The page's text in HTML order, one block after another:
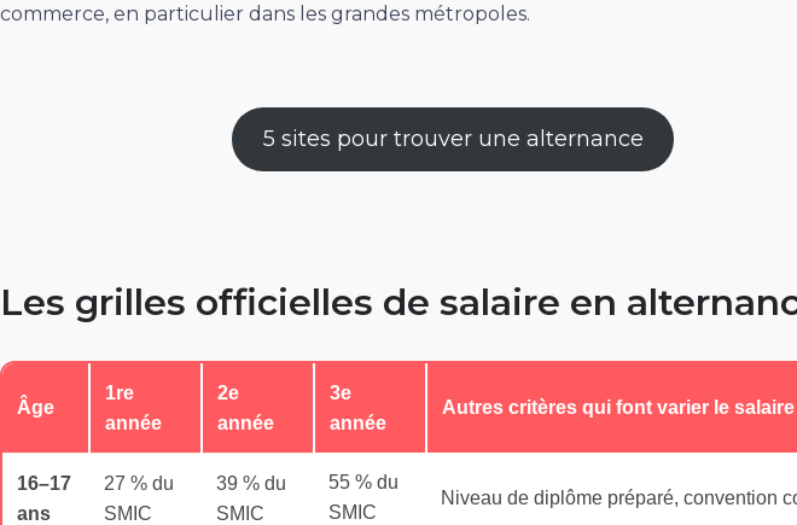
commerce, en particulier dans les grandes métropoles.
5 sites pour trouver une alternance
Les grilles officielles de salaire en
Âge
1re
année
2e
année
3e
année
Autres critères qui font varier le salaire
16–17
ans
27 % du
SMIC
39 % du
SMIC
55 % du
SMIC
Niveau de diplôme préparé, convention